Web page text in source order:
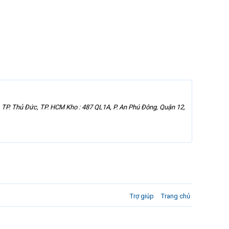
Thủ Đức, TP. HCM Kho : 487 QL1A, P. An Phú Đông, Quận 12,
Trợ giúp Trang chủ